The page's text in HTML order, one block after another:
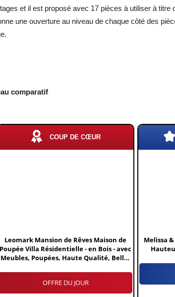
et il est proposé avec 17 pièces à utiliser à titre
une ouverture au niveau de chaque côté des
comparatif
COUP DE CŒUR
Leomark Mansion de Rêves Maison de
Poupée Villa Résidentielle - en Bois - avec
Meubles, Poupées, Haute Qualité, Belles
OFFRE DU JOUR
Melissa